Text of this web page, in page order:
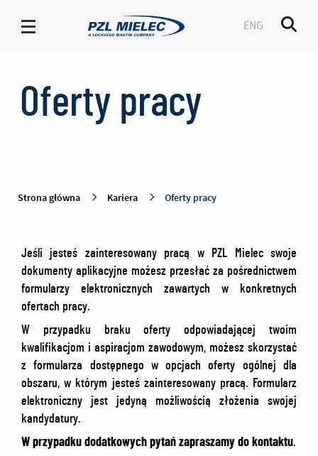
-
PZL
ENG
Oferty pracy
Strona główna Kariera Oferty pracy
Jeśli jesteś zainteresowany pracą w PZL Mielec swoje
dokumenty aplikacyjne możesz przesłać za pośrednictwem
formularzy elektronicznych zawartych w konkretnych
ofertach pracy.
W przypadku braku oferty odpowiadającej twoim
kwalifikacjom i aspiracjom zawodowym, możesz skorzystać
z formularza dostępnego w opcjach oferty ogólnej dla
obszaru, w którym jesteś zainteresowany pracą. Formularz
elektroniczny jest jedyną możliwością złożenia swojej
kandydatury.
W przypadku dodatkowych pytań zapraszamy do kontaktu.